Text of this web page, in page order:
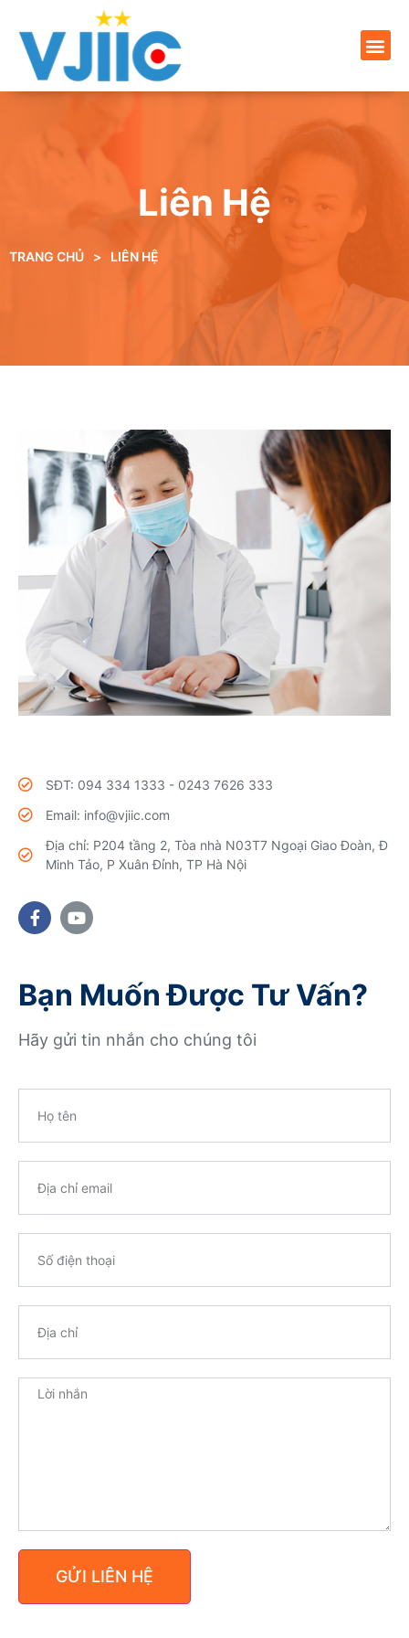
Liên Hệ
TRANG CHỦ > LIÊN HỆ
SĐT: 094 334 1333 - 0243 7626 333
Email: info@vjiic.com
Địa chỉ: P204 tầng 2, Tòa nhà N03T7 Ngoại Giao Đoàn, Đ
Minh Tảo, P Xuân Đỉnh, TP Hà Nội
Bạn Muốn Được Tư Vấn?
Hãy gửi tin nhắn cho chúng tôi
GỬI LIÊN HỆ